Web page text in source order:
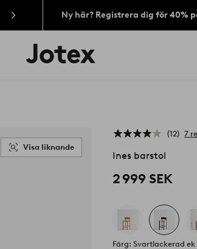
Ny här? Registrera dig för 40%
Jotex
logotyp
Visa liknande
12 7
Ines barstol
2 999 SEK
Färg: Svartlackerad ek